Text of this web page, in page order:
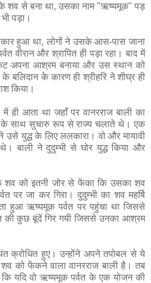
के शव से बना था, उसका नाम "ऋष्यमूक" पड़
पड़ा।
हुआ था, लोगों ने उसके आस-पास जाना
वीरान और श्रापित ही पड़ा रहा। बाद में
अपना आश्रम बनाया और उस स्थान को
बलिदान के कारण ही श्रीहरि ने शीघ्र ही
किया।
में ही आता था जहाँ पर वानरराज बाली का
के साथ सुचारु रूप से राज्य चलाते थे। एक
उसे युद्ध के लिए ललकारा। वो और मायावी
थे। बाली ने दुदुम्भी से घोर युद्ध किया और
शव को इतनी जोर से फेंका कि उसका शव
पर जा कर गिरा। दुदुम्भी का शव महर्षि
हुआ ऋष्यमूक पर्वत पर पहुंचा था जिससे
कुछ बूंदें गिर गयी जिससे उनका आश्रम
क्रोधित हुए। उन्होंने अपने तपोबल से ये
को फेंकने वाला वानरराज बाली है। तब
कि यदि वो ऋष्यमूक पर्वत के एक योजन की